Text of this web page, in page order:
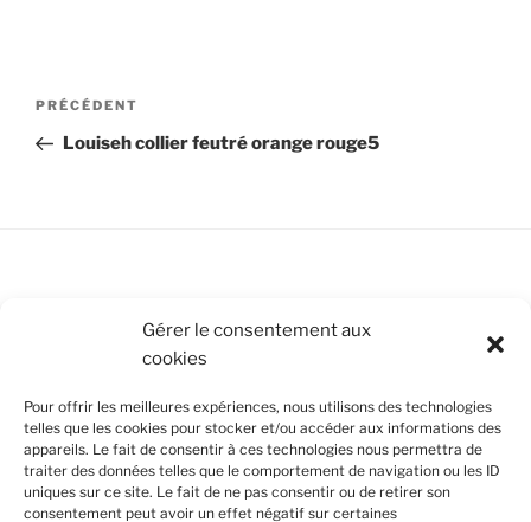
Gérer le consentement aux
cookies
Pour offrir les meilleures expériences, nous utilisons des technologies
telles que les cookies pour stocker et/ou accéder aux informations des
appareils. Le fait de consentir à ces technologies nous permettra de
traiter des données telles que le comportement de navigation ou les ID
uniques sur ce site. Le fait de ne pas consentir ou de retirer son
consentement peut avoir un effet négatif sur certaines
Navigation
l’article
Article
précédent
PRÉCÉDENT
Louiseh collier feutré orange rouge5
Conditions Générales de Vente
Mentions légales
Politique de cookies (UE)
SUIVEZ-NOUS